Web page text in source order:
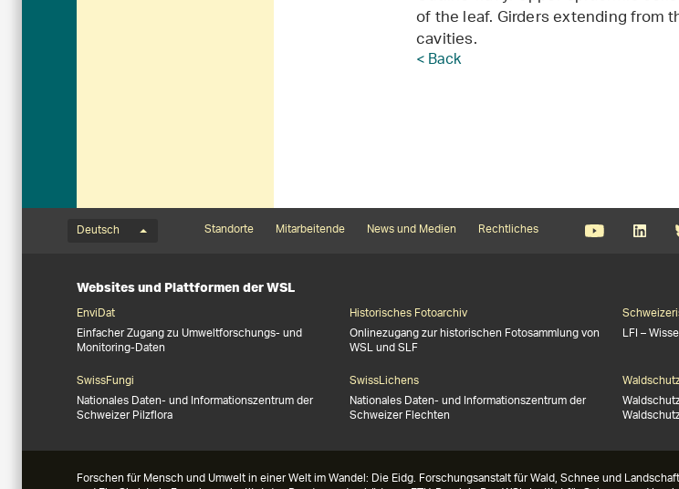
of the leaf. Girders extending from
cavities.
< Back
Sprachmenü
Deutsch
Footernavigation
Standorte Mitarbeitende News und Medien Rechtliches
Websites und Plattformen der WSL
EnviDat
Einfacher Zugang zu Umweltforschungs- und
Monitoring-Daten
Historisches Fotoarchiv
Onlinezugang zur historischen Fotosammlung von
WSL und SLF
LFI –
SwissFungi
Nationales Daten- und Informationszentrum der
Schweizer Pilzflora
SwissLichens
Nationales Daten- und Informationszentrum der
Schweizer Flechten
Forschen für Mensch und Umwelt in einer Welt im Wandel: Die Eidg. Forschungsanstalt für Wald, Schnee und